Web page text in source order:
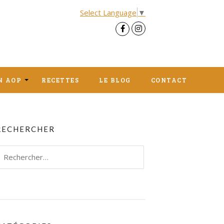
Select Language ▼
AOP RECETTES LE BLOG CONTACT